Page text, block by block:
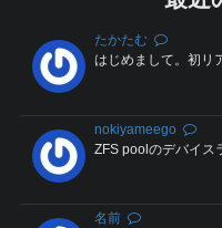
たかたむ
はじめまして。初リ
nokiyameego
ZFS poolのデバイス
名前